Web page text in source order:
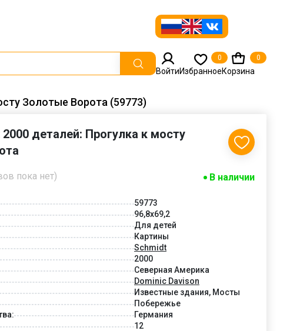
ВойтиИзбранное
0
Корзина
0
Золотые Ворота (59773)
деталей: Прогулка к мосту
пока нет) В наличии
59773
96,8x69,2
Для детей
Картины
Schmidt
2000
Северная Америка
Dominic Davison
Известные здания, Мосты
Побережье
Германия
12